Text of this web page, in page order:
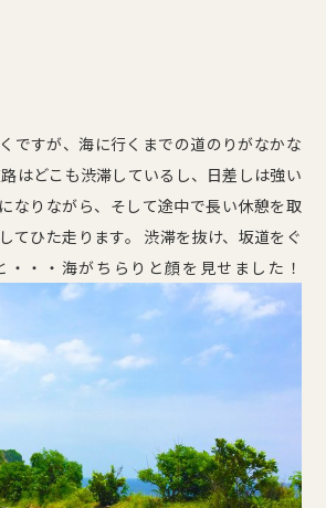
ですが、海に行くまでの道のりがなかな
はどこも渋滞しているし、日差しは強い
なりながら、そして途中で長い休憩を取
てひた走ります。 渋滞を抜け、坂道をぐ
・・・海がちらりと顔を見せました！